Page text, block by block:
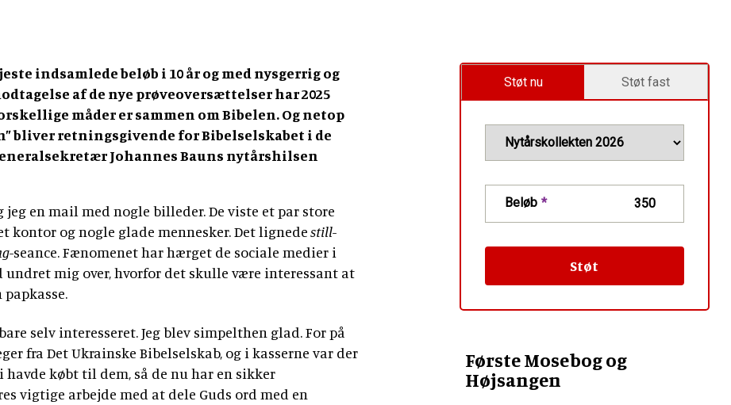
indsamlede beløb i 10 år og med nysgerrig og
af de nye prøveoversættelser har 2025
måder er sammen om Bibelen. Og netop
bliver retningsgivende for Bibelselskabet i de
Johannes Bauns nytårshilsen
en mail med nogle billeder. De viste et par store
kontor og nogle glade mennesker. Det lignedestill-
-seance. Fænomenet har hærget de sociale medier i
undret mig over, hvorfor det skulle være interessant at
papkasse.
selv interesseret. Jeg blev simpelthen glad. For på
fra Det Ukrainske Bibelselskab, og i kasserne var der
havde købt til dem, så de nu har en sikker
vigtige arbejde med at dele Guds ord med en
Støt nu Støt fast
Beløb
Første Mosebog og
Højsangen